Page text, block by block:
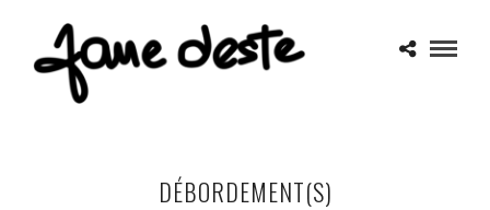
DÉBORDEMENT(S)